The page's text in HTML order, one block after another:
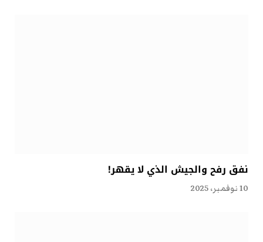
نفق رفح والجيش الذي لا يقهر!
10 نوفمبر، 2025